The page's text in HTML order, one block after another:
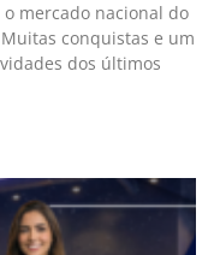
mercado nacional do
conquistas e um
dos últimos